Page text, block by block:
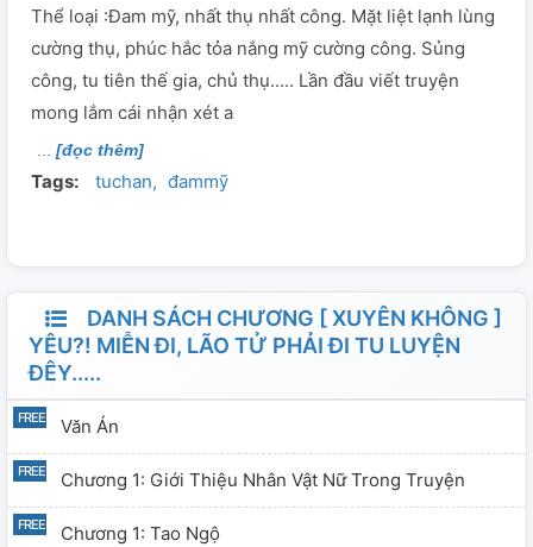
Thể loại :Đam mỹ, nhất thụ nhất công. Mặt liệt lạnh lùng
cường thụ, phúc hắc tỏa nắng mỹ cường công. Sủng
công, tu tiên thế gia, chủ thụ..... Lần đầu viết truyện
mong lắm cái nhận xét a
[đọc thêm]
Tags: tuchan đammỹ
DANH SÁCH CHƯƠNG [ XUYÊN KHÔNG ]
YÊU?! MIỄN ĐI, LÃO TỬ PHẢI ĐI TU LUYỆN
ĐÊY.....
Văn Án
Chương 1: Giới Thiệu Nhân Vật Nữ Trong Truyện
Chương 1: Tao Ngộ